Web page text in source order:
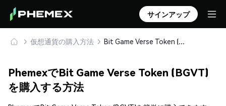
サインアップ
仮想通貨の購入方法 Bit Game Verse Token (BGVT) を安全に購入・保管
PhemexでBit Game Verse Token (BGVT)
を購入する方法